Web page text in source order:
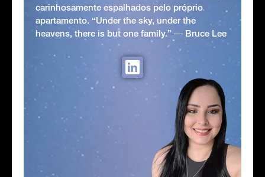
carinhosamente espalhados pelo próprio
apartamento. “Under the sky, under the
heavens, there is but one family.” ― Bruce Lee